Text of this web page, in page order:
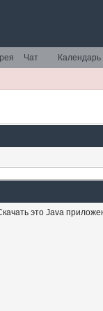
Календарь
Чат
это Java